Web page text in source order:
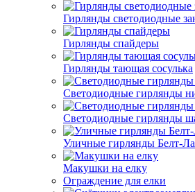
Гирлянды светодиодные
Гирлянды спайдеры
Гирлянды тающая сосулька
Светодиодные гирлянды
Светодиодные гирлянды
Уличные гирлянды Белт-
Макушки на елку
Ограждение для елки